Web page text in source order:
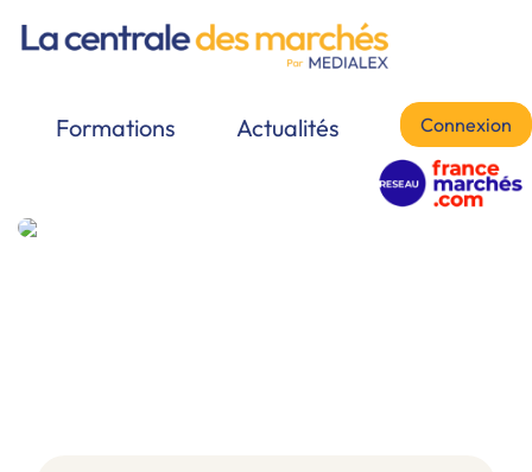
Formations Actualités Connexion